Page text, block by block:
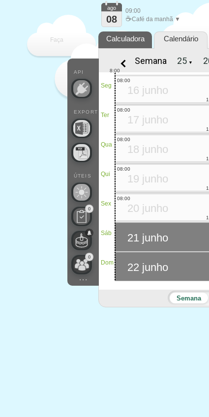
Faça
cada
API
EXPORT
ÚTEIS
0
0
...
ago
08
09:00
☕Café da manhã ▼
Calculadora Calendário
Semana
Semana ▼
Seg
Ter
Qua
Qui
Sex
Sáb
Dom
8:00
16 junho
08:00
17 junho
08:00
18 junho
08:00
19 junho
08:00
20 junho
08:00
21 junho
22 junho